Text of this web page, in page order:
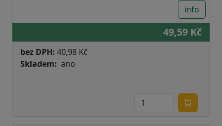
info
49,59 Kč
bez DPH: 40,98 Kč
Skladem
ano